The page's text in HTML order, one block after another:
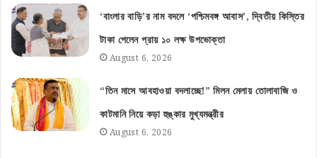
‘বাংলার বাড়ি’র নাম বদলে ‘পশ্চিমবঙ্গ আবাস’, দ্বিতীয় কিস্তির
টাকা পেলেন প্রায় ১০ লক্ষ উপভোক্তা
August 6, 2026
“তিন মাসে আবহাওয়া বদলাচ্ছে!” মিলন মেলায় তোলাবাজি ও
কাটমানি নিয়ে কড়া হুঙ্কার মুখ্যমন্ত্রীর
August 6, 2026